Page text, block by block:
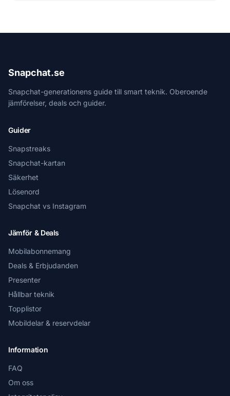
Snapchat.se
Snapchat-generationens guide till smart teknik. Oberoende
jämförelser, deals och guider.
Guider
Snapstreaks
Snapchat-kartan
Säkerhet
Lösenord
Snapchat vs Instagram
Jämför & Deals
Mobilabonnemang
Deals & Erbjudanden
Presenter
Hållbar teknik
Topplistor
Mobildelar & reservdelar
Information
FAQ
Om oss